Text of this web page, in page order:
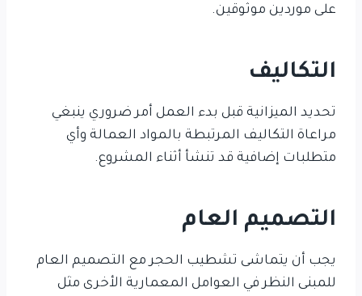
على موردين موثوقين.
التكاليف
تحديد الميزانية قبل بدء العمل أمر ضروري ينبغي
مراعاة التكاليف المرتبطة بالمواد العمالة وأي
متطلبات إضافية قد تنشأ أثناء المشروع.
التصميم العام
يجب أن يتماشى تشطيب الحجر مع التصميم العام
للمبنى النظر في العوامل المعمارية الأخرى مثل